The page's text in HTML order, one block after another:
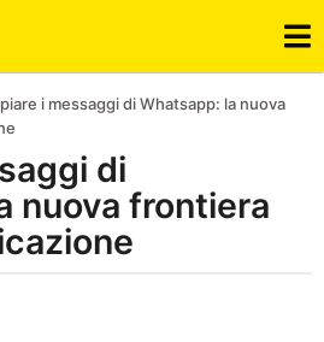
i messaggi di Whatsapp: la nuova
di
nuova frontiera